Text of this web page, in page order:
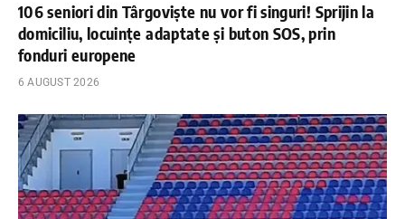
106 seniori din Târgoviște nu vor fi singuri! Sprijin la
domiciliu, locuințe adaptate și buton SOS, prin
fonduri europene
6 AUGUST 2026